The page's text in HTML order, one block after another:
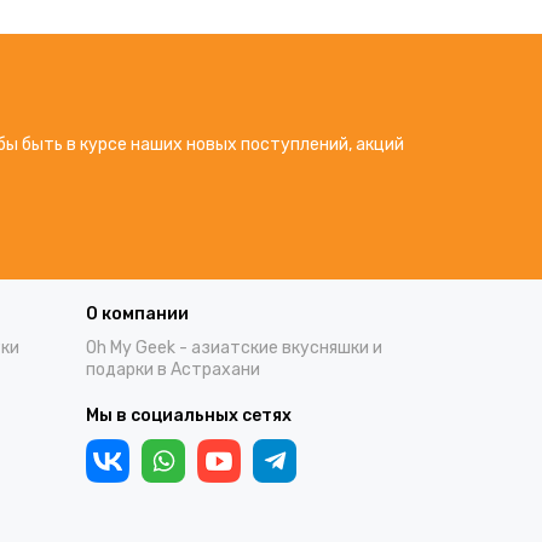
быть в курсе наших новых поступлений, акций
О компании
Oh My Geek - азиатские вкусняшки и
подарки в Астрахани
Мы в социальных сетях